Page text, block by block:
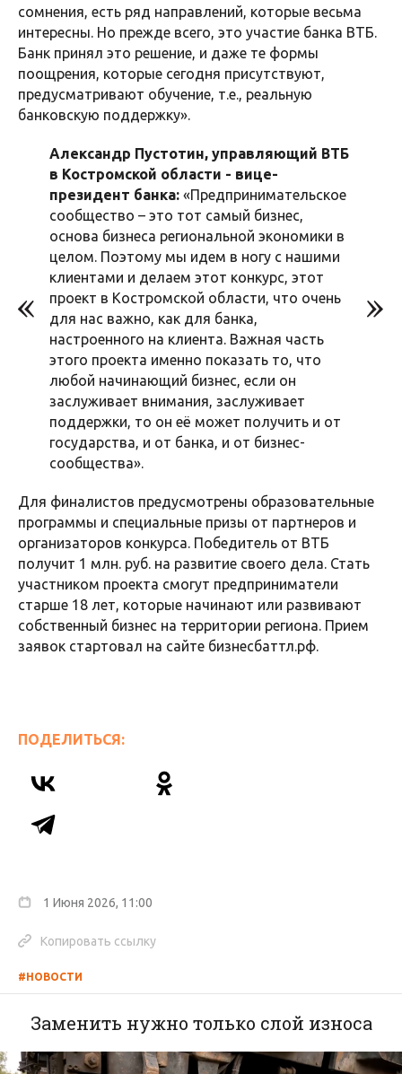
сомнения, есть ряд направлений, которые весьма
интересны. Но прежде всего, это участие банка ВТБ.
Банк принял это решение, и даже те формы
поощрения, которые сегодня присутствуют,
предусматривают обучение, т.е., реальную
банковскую поддержку».
Александр Пустотин, управляющий ВТБ
в Костромской области - вице-
президент банка: «Предпринимательское
сообщество – это тот самый бизнес,
основа бизнеса региональной экономики в
целом. Поэтому мы идем в ногу с нашими
клиентами и делаем этот конкурс, этот
проект в Костромской области, что очень
для нас важно, как для банка,
настроенного на клиента. Важная часть
этого проекта именно показать то, что
любой начинающий бизнес, если он
заслуживает внимания, заслуживает
поддержки, то он её может получить и от
государства, и от банка, и от бизнес-
сообщества».
Для финалистов предусмотрены образовательные
программы и специальные призы от партнеров и
организаторов конкурса. Победитель от ВТБ
получит 1 млн. руб. на развитие своего дела. Стать
участником проекта смогут предприниматели
старше 18 лет, которые начинают или развивают
собственный бизнес на территории региона. Прием
заявок стартовал на сайте бизнесбаттл.рф.
ПОДЕЛИТЬСЯ:
1 Июня 2026, 11:00
Копировать ссылку
#НОВОСТИ
Заменить нужно только слой износа